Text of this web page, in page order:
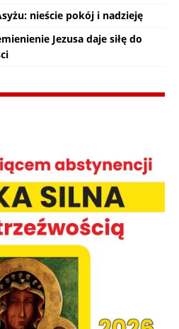
nieście pokój i nadzieję
Jezusa daje siłę do